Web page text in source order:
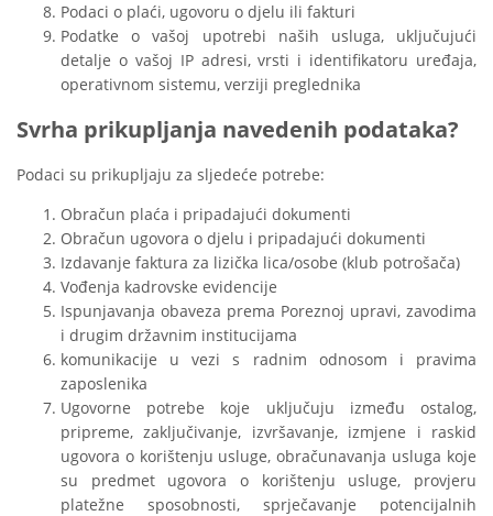
Podaci o plaći, ugovoru o djelu ili fakturi
Podatke o vašoj upotrebi naših usluga, uključujući
detalje o vašoj IP adresi, vrsti i identifikatoru uređaja,
operativnom sistemu, verziji preglednika
Svrha prikupljanja navedenih podataka?
Podaci su prikupljaju za sljedeće potrebe:
Obračun plaća i pripadajući dokumenti
Obračun ugovora o djelu i pripadajući dokumenti
Izdavanje faktura za lizička lica/osobe (klub potrošača)
Vođenja kadrovske evidencije
Ispunjavanja obaveza prema Poreznoj upravi, zavodima
i drugim državnim institucijama
komunikacije u vezi s radnim odnosom i pravima
zaposlenika
Ugovorne potrebe koje uključuju između ostalog,
pripreme, zaklјučivanje, izvršavanje, izmjene i raskid
ugovora o korištenju usluge, obračunavanja usluga koje
su predmet ugovora o korištenju usluge, provjeru
platežne sposobnosti, sprječavanje potencijalnih